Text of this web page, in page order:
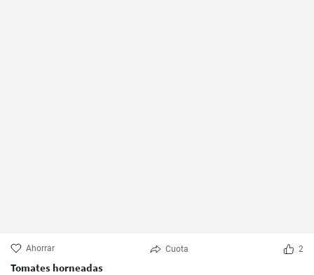
Ahorrar Cuota 2
Tomates horneadas